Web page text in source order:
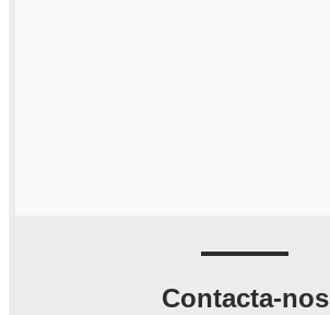
Contacta-nos